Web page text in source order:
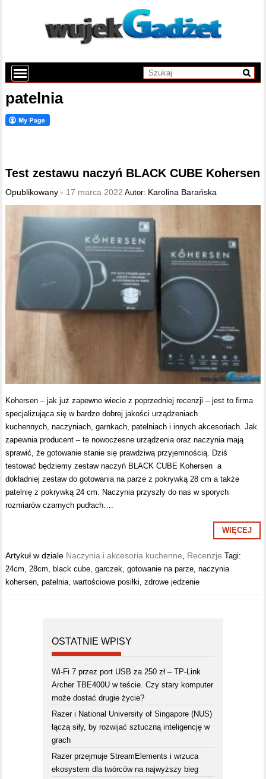
patelnia
Test zestawu naczyń BLACK CUBE Kohersen
Opublikowany - 17 marca 2022 Autor: Karolina Barańska
Kohersen – jak już zapewne wiecie z poprzedniej recenzji – jest to firma
specjalizująca się w bardzo dobrej jakości urządzeniach
kuchennych, naczyniach, garnkach, patelniach i innych akcesoriach. Jak
zapewnia producent – te nowoczesne urządzenia oraz naczynia mają
sprawić, że gotowanie stanie się prawdziwą przyjemnością. Dziś
testować będziemy zestaw naczyń BLACK CUBE Kohersen a
dokładniej zestaw do gotowania na parze z pokrywką 28 cm a także
patelnię z pokrywką 24 cm. Naczynia przyszły do nas w sporych
rozmiarów czarnych pudłach….
WIĘCEJ
Artykuł w dziale Naczynia i akcesoria kuchenne Recenzje Tagi:
24cm
28cm ,black cube ,garczek ,gotowanie na parze ,naczynia
kohersen ,patelnia ,wartościowe posiłki ,zdrowe jedzenie
OSTATNIE WPISY
Wi-Fi 7 przez port USB za 250 zł – TP-Link
Archer TBE400U w teście. Czy stary komputer
może dostać drugie życie?
Razer i National University of Singapore (NUS)
łączą siły, by rozwijać sztuczną inteligencję w
grach
Razer przejmuje StreamElements i wrzuca
ekosystem dla twórców na najwyższy bieg